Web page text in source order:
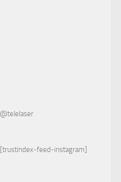
@telelaser
[trustindex-feed-instagram]